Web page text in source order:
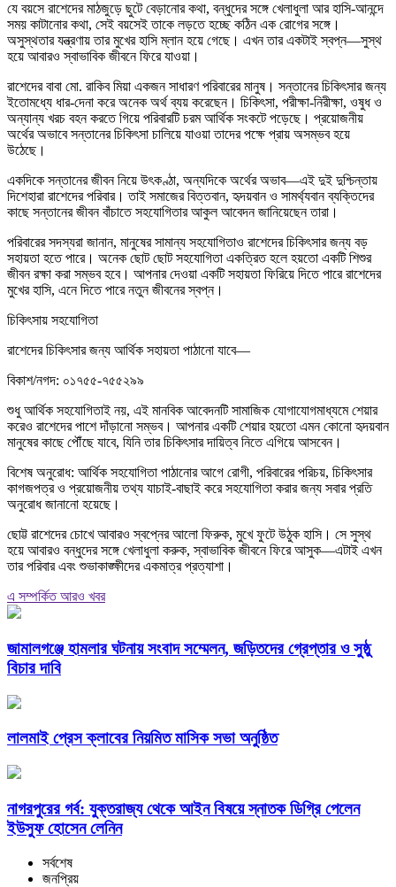
যে বয়সে রাশেদের মাঠজুড়ে ছুটে বেড়ানোর কথা, বন্ধুদের সঙ্গে খেলাধুলা আর হাসি-আনন্দে
সময় কাটানোর কথা, সেই বয়সেই তাকে লড়তে হচ্ছে কঠিন এক রোগের সঙ্গে।
অসুস্থতার যন্ত্রণায় তার মুখের হাসি ম্লান হয়ে গেছে। এখন তার একটাই স্বপ্ন—সুস্থ
হয়ে আবারও স্বাভাবিক জীবনে ফিরে যাওয়া।
রাশেদের বাবা মো. রাকিব মিয়া একজন সাধারণ পরিবারের মানুষ। সন্তানের চিকিৎসার জন্য
ইতোমধ্যে ধার-দেনা করে অনেক অর্থ ব্যয় করেছেন। চিকিৎসা, পরীক্ষা-নিরীক্ষা, ওষুধ ও
অন্যান্য খরচ বহন করতে গিয়ে পরিবারটি চরম আর্থিক সংকটে পড়েছে। প্রয়োজনীয়
অর্থের অভাবে সন্তানের চিকিৎসা চালিয়ে যাওয়া তাদের পক্ষে প্রায় অসম্ভব হয়ে
উঠেছে।
একদিকে সন্তানের জীবন নিয়ে উৎকণ্ঠা, অন্যদিকে অর্থের অভাব—এই দুই দুশ্চিন্তায়
দিশেহারা রাশেদের পরিবার। তাই সমাজের বিত্তবান, হৃদয়বান ও সামর্থ্যবান ব্যক্তিদের
কাছে সন্তানের জীবন বাঁচাতে সহযোগিতার আকুল আবেদন জানিয়েছেন তারা।
পরিবারের সদস্যরা জানান, মানুষের সামান্য সহযোগিতাও রাশেদের চিকিৎসার জন্য বড়
সহায়তা হতে পারে। অনেক ছোট ছোট সহযোগিতা একত্রিত হলে হয়তো একটি শিশুর
জীবন রক্ষা করা সম্ভব হবে। আপনার দেওয়া একটি সহায়তা ফিরিয়ে দিতে পারে রাশেদের
মুখের হাসি, এনে দিতে পারে নতুন জীবনের স্বপ্ন।
চিকিৎসায় সহযোগিতা
রাশেদের চিকিৎসার জন্য আর্থিক সহায়তা পাঠানো যাবে—
বিকাশ/নগদ: ০১৭৫৫-৭৫৫২৯৯
শুধু আর্থিক সহযোগিতাই নয়, এই মানবিক আবেদনটি সামাজিক যোগাযোগমাধ্যমে শেয়ার
করেও রাশেদের পাশে দাঁড়ানো সম্ভব। আপনার একটি শেয়ার হয়তো এমন কোনো হৃদয়বান
মানুষের কাছে পৌঁছে যাবে, যিনি তার চিকিৎসার দায়িত্ব নিতে এগিয়ে আসবেন।
বিশেষ অনুরোধ: আর্থিক সহযোগিতা পাঠানোর আগে রোগী, পরিবারের পরিচয়, চিকিৎসার
কাগজপত্র ও প্রয়োজনীয় তথ্য যাচাই-বাছাই করে সহযোগিতা করার জন্য সবার প্রতি
অনুরোধ জানানো হয়েছে।
ছোট্ট রাশেদের চোখে আবারও স্বপ্নের আলো ফিরুক, মুখে ফুটে উঠুক হাসি। সে সুস্থ
হয়ে আবারও বন্ধুদের সঙ্গে খেলাধুলা করুক, স্বাভাবিক জীবনে ফিরে আসুক—এটাই এখন
তার পরিবার এবং শুভাকাঙ্ক্ষীদের একমাত্র প্রত্যাশা।
এ সম্পর্কিত আরও খবর
জামালগঞ্জে হামলার ঘটনায় সংবাদ সম্মেলন, জড়িতদের গ্রেপ্তার ও সুষ্ঠু
বিচার দাবি
লালমাই প্রেস ক্লাবের নিয়মিত মাসিক সভা অনুষ্ঠিত
নাগরপুরের গর্ব: যুক্তরাজ্য থেকে আইন বিষয়ে স্নাতক ডিগ্রি পেলেন
ইউসুফ হোসেন লেনিন
সর্বশেষ
জনপ্রিয়